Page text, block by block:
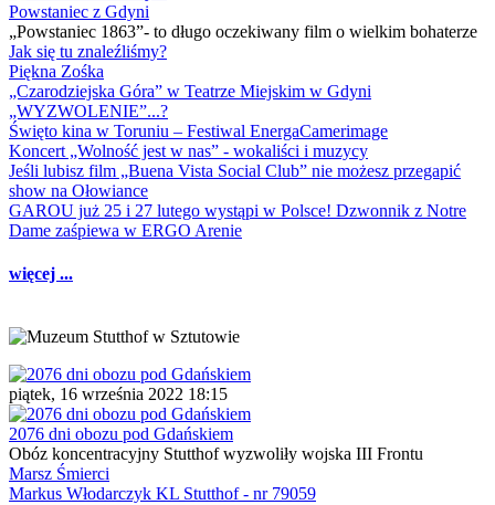
Powstaniec z Gdyni
„Powstaniec 1863”- to długo oczekiwany film o wielkim bohaterze
Jak się tu znaleźliśmy?
Piękna Zośka
„Czarodziejska Góra” w Teatrze Miejskim w Gdyni
„WYZWOLENIE”...?
Święto kina w Toruniu – Festiwal EnergaCamerimage
Koncert „Wolność jest w nas” - wokaliści i muzycy
Jeśli lubisz film „Buena Vista Social Club” nie możesz przegapić
show na Ołowiance
GAROU już 25 i 27 lutego wystąpi w Polsce! Dzwonnik z Notre
Dame zaśpiewa w ERGO Arenie
więcej ...
piątek, 16 września 2022 18:15
2076 dni obozu pod Gdańskiem
Obóz koncentracyjny Stutthof wyzwoliły wojska III Frontu
Marsz Śmierci
Markus Włodarczyk KL Stutthof - nr 79059